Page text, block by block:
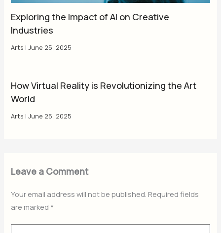
Exploring the Impact of AI on Creative
Industries
Arts |June 25, 2025
How Virtual Reality is Revolutionizing the Art
World
Arts |June 25, 2025
Leave a Comment
Your email address will not be published. Required fields
are marked *